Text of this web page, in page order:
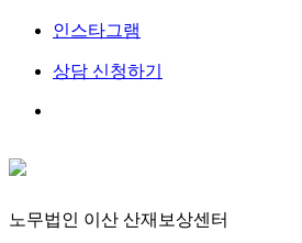
인스타그램
상담 신청하기
노무법인 이산 산재보상센터